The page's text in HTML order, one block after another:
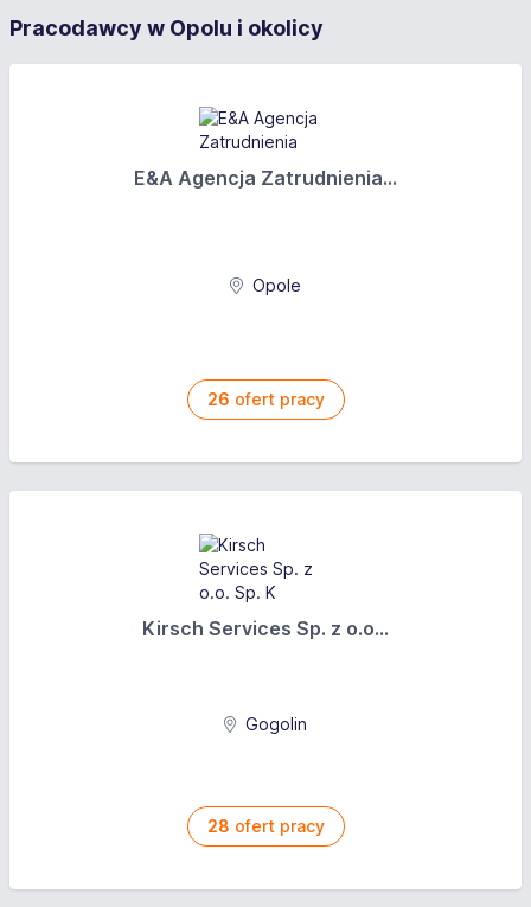
Pracodawcy w Opolu i okolicy
E&A Agencja Zatrudnienia...
Opole
26 ofert pracy
Kirsch Services Sp. z o.o...
Gogolin
28 ofert pracy